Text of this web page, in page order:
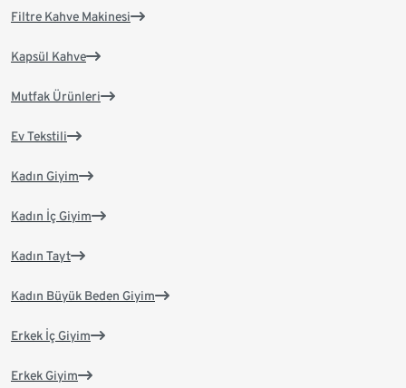
Filtre Kahve Makinesi
Kapsül Kahve
Mutfak Ürünleri
Ev Tekstili
Kadın Giyim
Kadın İç Giyim
Kadın Tayt
Kadın Büyük Beden Giyim
Erkek İç Giyim
Erkek Giyim